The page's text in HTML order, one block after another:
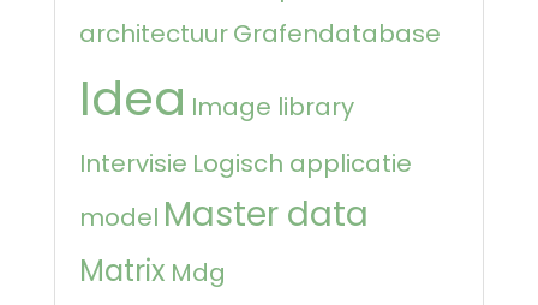
architectuurGrafendatabase
Idea Image library
Intervisie Logisch applicatie
model Master data
Matrix Mdg